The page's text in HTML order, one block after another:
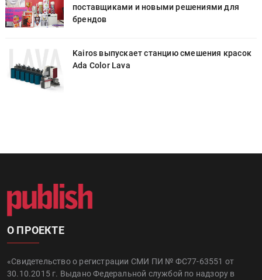
поставщиками и новыми решениями для
брендов
Kairos выпускает станцию смешения красок
Ada Color Lava
О ПРОЕКТЕ
«Свидетельство о регистрации СМИ ПИ № ФС77-63551 от
30.10.2015 г. Выдано Федеральной службой по надзору в